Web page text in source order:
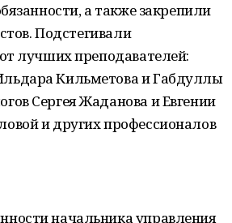
а также закрепили
Подстегивали
лучших преподавателей:
Кильметова и Габдуллы
Сергея Жаданова и Евгении
и других профессионалов
начальника управления